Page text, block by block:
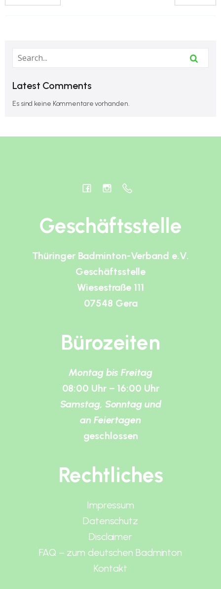
Latest Comments
Es sind keine Kommentare vorhanden.
Geschäftsstelle
Thüringer Badminton-Verband e.V.
Geschäftsstelle
Wiesestraße 111
07548 Gera
Bürozeiten
Montag bis Freitag
08:00 Uhr – 16:00 Uhr
Samstag, Sonntag und
an Feiertagen
geschlossen
Rechtliches
Impressum
Datenschutz
Disclaimer
FAQ – zum deutschen Badminton
Kontakt